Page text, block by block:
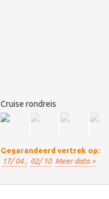
Cruise rondreis
Gegarandeerd vertrek op:
17/ 04 ,
02/ 10 Meer data >